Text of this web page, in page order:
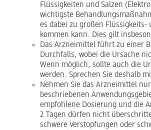
Flüssigkeiten und Salzen
wichtigste
es dabei zu großen Flüssigkeits-
kommen kann. Dies gilt
Das Arzneimittel führt zu einer
Durchfalls, wobei die Ursache
Wenn möglich, sollte auch die
werden. Sprechen Sie deshalb
Nehmen Sie das Arzneimittel
beschriebenen
empfohlene Dosierung und die
2 Tagen dürfen nicht
schwere Verstopfungen oder